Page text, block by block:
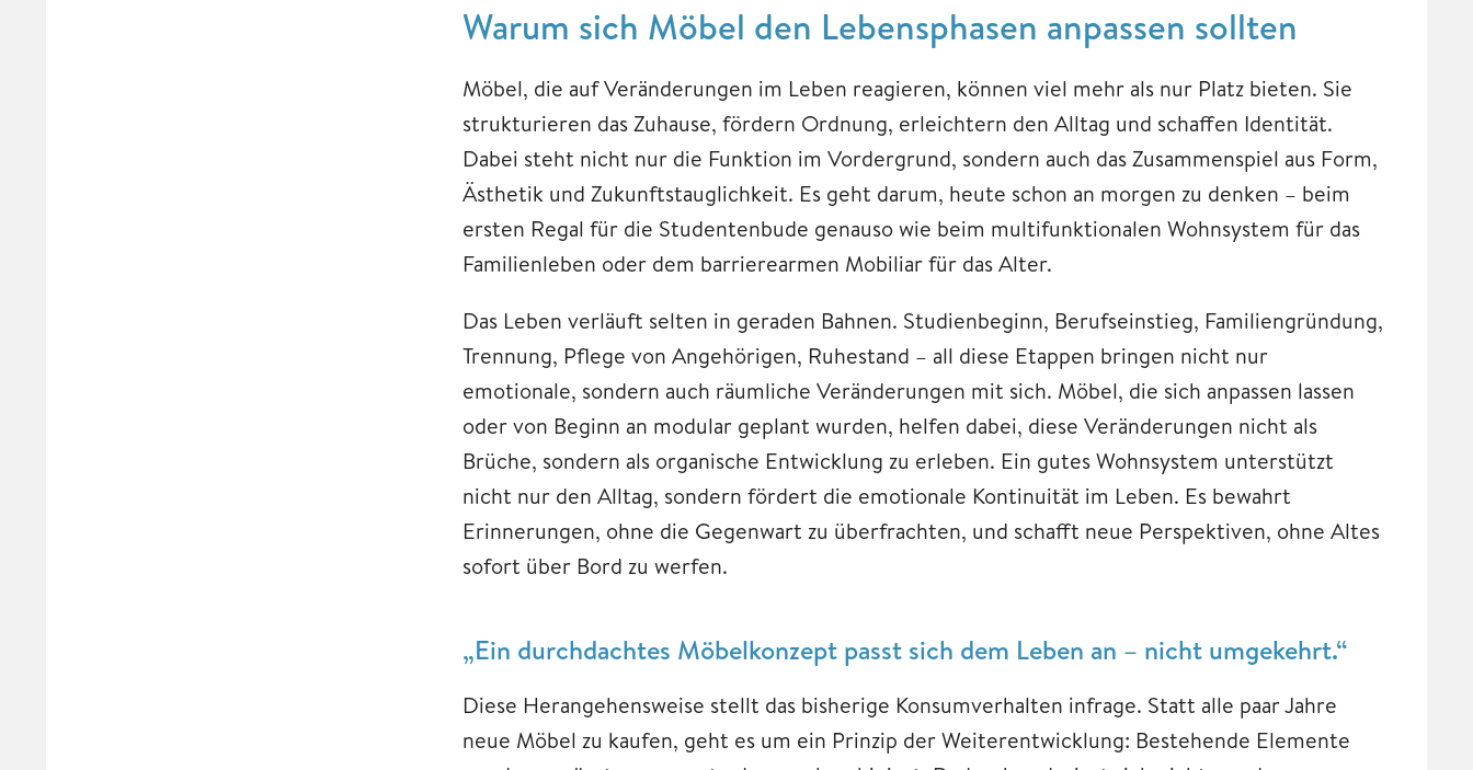
Warum sich Möbel den Lebensphasen anpassen sollten
Möbel, die auf Veränderungen im Leben reagieren, können viel mehr als nur Platz bieten. Sie
strukturieren das Zuhause, fördern Ordnung, erleichtern den Alltag und schaffen Identität.
Dabei steht nicht nur die Funktion im Vordergrund, sondern auch das Zusammenspiel aus Form,
Ästhetik und Zukunftstauglichkeit. Es geht darum, heute schon an morgen zu denken – beim
ersten Regal für die Studentenbude genauso wie beim multifunktionalen Wohnsystem für das
Familienleben oder dem barrierearmen Mobiliar für das Alter.
Das Leben verläuft selten in geraden Bahnen. Studienbeginn, Berufseinstieg, Familiengründung,
Trennung, Pflege von Angehörigen, Ruhestand – all diese Etappen bringen nicht nur
emotionale, sondern auch räumliche Veränderungen mit sich. Möbel, die sich anpassen lassen
oder von Beginn an modular geplant wurden, helfen dabei, diese Veränderungen nicht als
Brüche, sondern als organische Entwicklung zu erleben. Ein gutes Wohnsystem unterstützt
nicht nur den Alltag, sondern fördert die emotionale Kontinuität im Leben. Es bewahrt
Erinnerungen, ohne die Gegenwart zu überfrachten, und schafft neue Perspektiven, ohne Altes
sofort über Bord zu werfen.
„Ein durchdachtes Möbelkonzept passt sich dem Leben an – nicht umgekehrt.“
Diese Herangehensweise stellt das bisherige Konsumverhalten infrage. Statt alle paar Jahre
neue Möbel zu kaufen, geht es um ein Prinzip der Weiterentwicklung: Bestehende Elemente